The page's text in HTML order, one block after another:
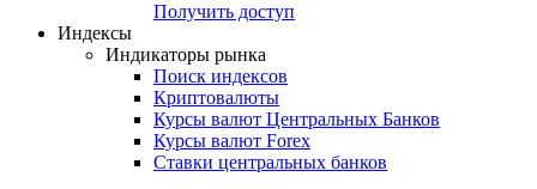
Получить доступ
Индексы
Индикаторы рынка
Поиск индексов
Криптовалюты
Курсы валют Центральных Банков
Курсы валют Forex
Ставки центральных банков